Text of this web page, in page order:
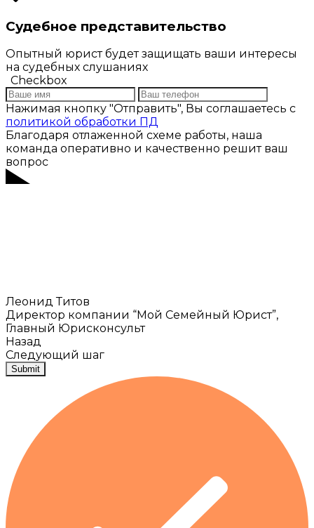
Судебное представительство
Опытный юрист будет защищать ваши интересы
на судебных слушаниях
Checkbox
Нажимая кнопку "Отправить", Вы соглашаетесь с
политикой обработки ПД
Благодаря отлаженной схеме работы, наша
команда оперативно и качественно решит ваш
вопрос
Леонид Титов
Директор компании “Мой Семейный Юрист”,
Главный Юрисконсульт
Назад
Следующий шаг